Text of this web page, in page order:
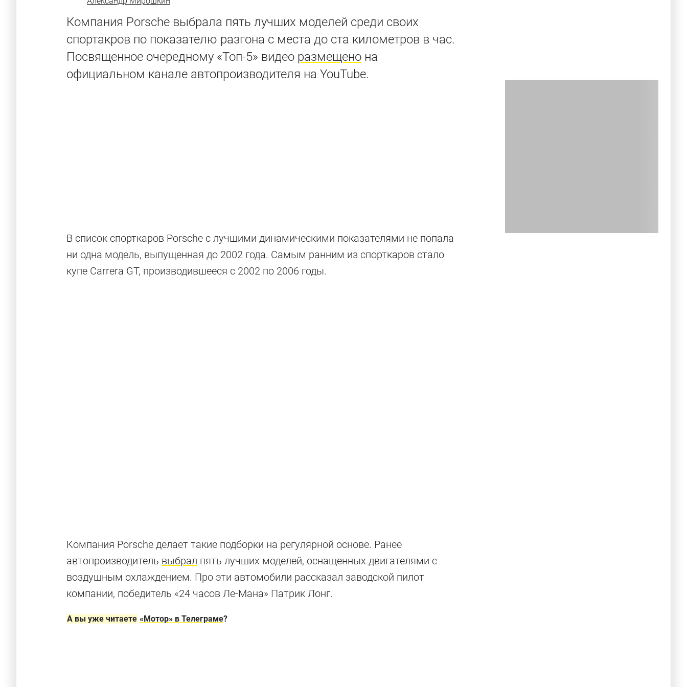
Компания Porsche выбрала пять лучших моделей среди своих
спортакров по показателю разгона с места до ста километров в час.
Посвященное очередному «Топ-5» видео размещено на
официальном канале автопроизводителя на YouTube.
В список спорткаров Porsche с лучшими динамическими показателями не попала
ни одна модель, выпущенная до 2002 года. Самым ранним из спорткаров стало
купе Carrera GT, производившееся с 2002 по 2006 годы.
Компания Porsche делает такие подборки на регулярной основе. Ранее
автопроизводитель выбрал пять лучших моделей, оснащенных двигателями с
воздушным охлаждением. Про эти автомобили рассказал заводской пилот
компании, победитель «24 часов Ле-Мана» Патрик Лонг.
А вы уже читаете «Мотор» в Телеграме?